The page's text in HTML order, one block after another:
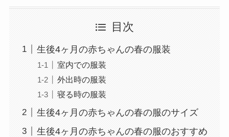
目次
生後4ヶ月の赤ちゃんの春の服装
室内での服装
外出時の服装
寝る時の服装
生後4ヶ月の赤ちゃんの春の服のサイズ
生後4ヶ月の赤ちゃんの春の服のおすすめ